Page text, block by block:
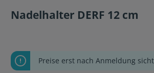
Nadelhalter DERF 12 cm
Preise erst nach Anmeldung